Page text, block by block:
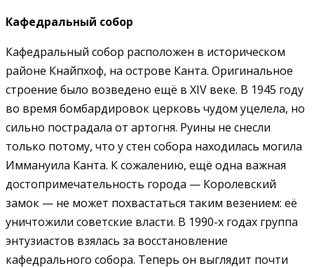
Кафедральный собор
Кафедральный собор расположен в историческом
районе Кнайпхоф, на острове Канта. Оригинальное
строение было возведено ещё в XIV веке. В 1945 году
во время бомбардировок церковь чудом уцелела, но
сильно пострадала от артогня. Руины не снесли
только потому, что у стен собора находилась могила
Иммануила Канта. К сожалению, ещё одна важная
достопримечательность города — Королевский
замок — не может похвастаться таким везением: её
уничтожили советские власти. В 1990-х годах группа
энтузиастов взялась за восстановление
кафедрального собора. Теперь он выглядит почти